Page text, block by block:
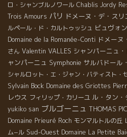
ロ・シャンブルノワール Chablis Jordy
Trois Amours パリ ドメーヌ・デ・スリ
ルペール・ド・カルトゥッシュ ビュヴォ
Domaine de la Romanée-Conti ドメーヌ
さん Valentin VALLES シャンパーニュ
ャンパーニュ Symphonie サルバドール
シャルロット・エ・ジャン・バティスト・
Sylvain Bock Domaine des Griottes
レウス フィリップ・カリーユ ル・タン・
yukiko san ブルゴーニュ THOMAS
Domaine Prieuré Roch モンマルトルの丘
ム−ル Sud-Ouest Domaine La Petite